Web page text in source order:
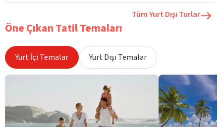
Tüm Yurt Dışı Turlar
Öne Çıkan Tatil Temaları
Yurt İçi Temalar Yurt Dışı Temalar